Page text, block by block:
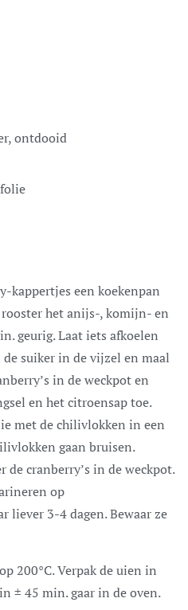
ontdooid
kappertjes een koekenpan
het anijs-, komijn- en
geurig. Laat iets afkoelen
suiker in de vijzel en maal
in de weckpot en
en het citroensap toe.
met de chilivlokken in een
gaan bruisen.
de cranberry’s in de weckpot.
op
liever 3-4 dagen. Bewaar ze
200°C. Verpak de uien in
± 45 min. gaar in de oven.